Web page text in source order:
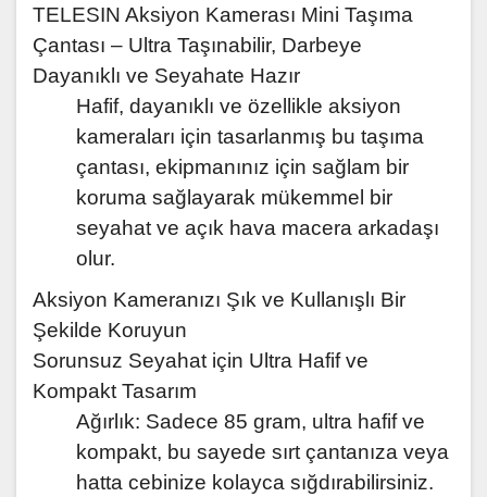
TELESIN Aksiyon Kamerası Mini Taşıma
Çantası – Ultra Taşınabilir, Darbeye
Dayanıklı ve Seyahate Hazır
Hafif, dayanıklı ve özellikle aksiyon
kameraları için tasarlanmış bu taşıma
çantası, ekipmanınız için sağlam bir
koruma sağlayarak mükemmel bir
seyahat ve açık hava macera arkadaşı
olur.
Aksiyon Kameranızı Şık ve Kullanışlı Bir
Şekilde Koruyun
Sorunsuz Seyahat için Ultra Hafif ve
Kompakt Tasarım
Ağırlık: Sadece 85 gram, ultra hafif ve
kompakt, bu sayede sırt çantanıza veya
hatta cebinize kolayca sığdırabilirsiniz.